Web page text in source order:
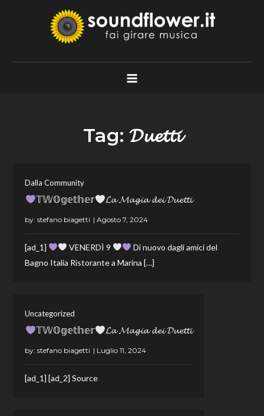
Soundflower.it
Fai Girare Musica
Tag: 𝓓𝓾𝓮𝓽𝓽𝓲
Dalla Community
𝕋𝕎𝕆𝕘𝕖𝕥𝕙𝕖𝕣 𝓛𝓪 𝓜𝓪𝓰𝓲𝓪 𝓭𝓮𝓲 𝓓𝓾𝓮𝓽𝓽𝓲
by:stefano biagetti
[ad_1] VENERDÌ 9
Di nuovo dagli amici del
Bagno Italia Ristorante a Marina […]
Uncategorized
𝕋𝕎𝕆𝕘𝕖𝕥𝕙𝕖𝕣 𝓛𝓪 𝓜𝓪𝓰𝓲𝓪 𝓭𝓮𝓲 𝓓𝓾𝓮𝓽𝓽𝓲
by:stefano biagetti
[ad_1] [ad_2] Source